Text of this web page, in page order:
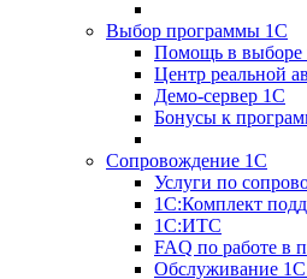
Выбор программы 1С
Помощь в
Центр реальной
Демо-сервер 1С
Бонусы к
Сопровождение 1С
Услуги по
1С:Комплект
1С:ИТС
FAQ по работе в
Обслуживание 1С